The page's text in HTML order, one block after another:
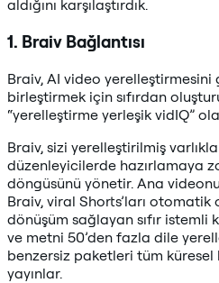
aldığını karşılaştırdık.
1. Braiv Bağlantısı
Braiv, AI video
birleştirmek için sıfırdan
“yerelleştirme yerleşik vidIQ”
Braiv, sizi yerelleştirilmiş
düzenleyicilerde hazırlamaya
döngüsünü yönetir. Ana
Braiv, viral Shorts’ları otomatik
dönüşüm sağlayan sıfır istemli
ve metni 50’den fazla dile
benzersiz paketleri tüm küresel
yayınlar.